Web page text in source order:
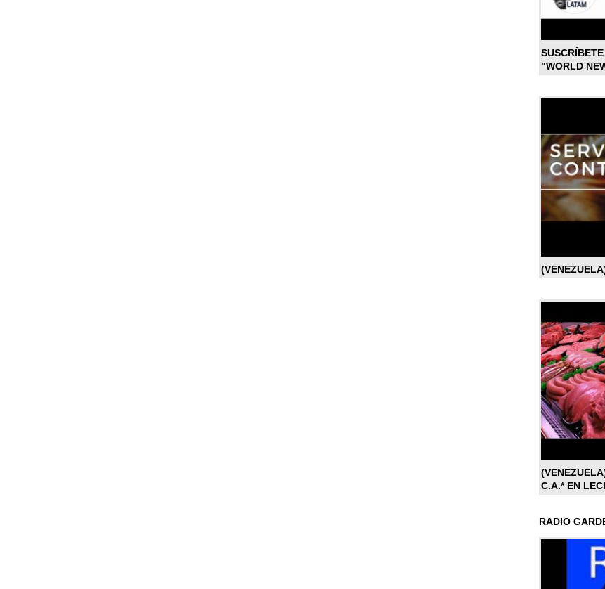
"WORLD
C.A.* EN
RADIO